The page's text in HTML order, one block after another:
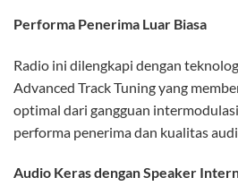
Performa Penerima Luar Biasa
Radio ini dilengkapi dengan
Advanced Track Tuning yang
optimal dari gangguan
performa penerima dan kualitas
Audio Keras dengan Speaker